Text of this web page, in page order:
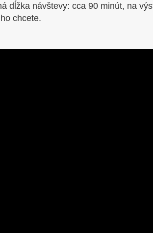
dĺžka návštevy: cca 90 minút, na
chcete.